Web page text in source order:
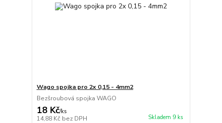
Wago spojka pro 2x 0,15 - 4mm2
Bezšroubová spojka WAGO
18 Kč/ks
14,88 Kč bez DPH Skladem 9 ks